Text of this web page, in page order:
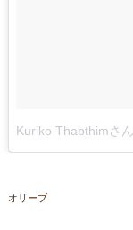
Kuriko Thabthimさ
オリーブ